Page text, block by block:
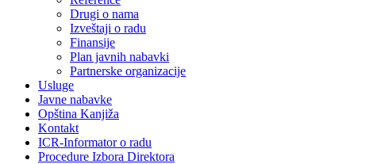
Drugi o nama
Izveštaji o radu
Finansije
Plan javnih nabavki
Partnerske organizacije
Usluge
Javne nabavke
Opština Kanjiža
Kontakt
ICR-Informator o radu
Procedure Izbora Direktora